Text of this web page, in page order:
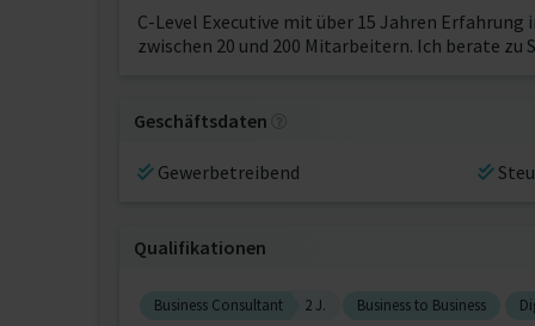
C-Level Executive mit über 15 Jahren
zwischen 20 und 200 Mitarbeitern. Ich berate
Geschäftsdaten
Gewerbetreibend
Qualifikationen
Business Consultant 2 J. Business to Business